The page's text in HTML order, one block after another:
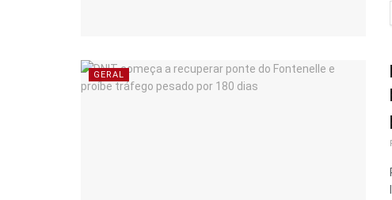
GERAL